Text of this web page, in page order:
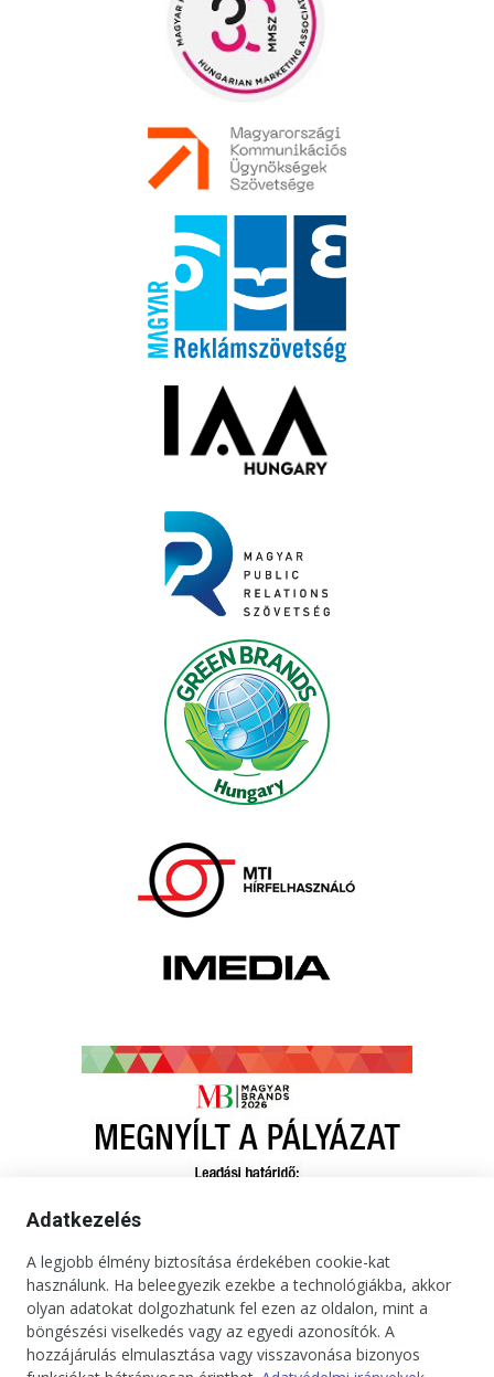
Adatkezelés
A legjobb élmény biztosítása érdekében cookie-kat
használunk. Ha beleegyezik ezekbe a technológiákba, akkor
olyan adatokat dolgozhatunk fel ezen az oldalon, mint a
böngészési viselkedés vagy az egyedi azonosítók. A
hozzájárulás elmulasztása vagy visszavonása bizonyos